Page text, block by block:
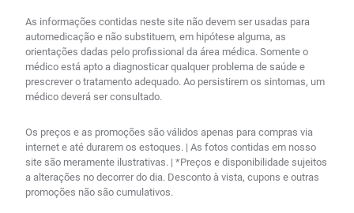
As informações contidas neste site não devem ser usadas para
automedicação e não substituem, em hipótese alguma, as
orientações dadas pelo profissional da área médica. Somente o
médico está apto a diagnosticar qualquer problema de saúde e
prescrever o tratamento adequado. Ao persistirem os sintomas, um
médico deverá ser consultado.
Os preços e as promoções são válidos apenas para compras via
internet e até durarem os estoques. | As fotos contidas em nosso
site são meramente ilustrativas. | *Preços e disponibilidade sujeitos
a alterações no decorrer do dia. Desconto à vista, cupons e outras
promoções não são cumulativos.